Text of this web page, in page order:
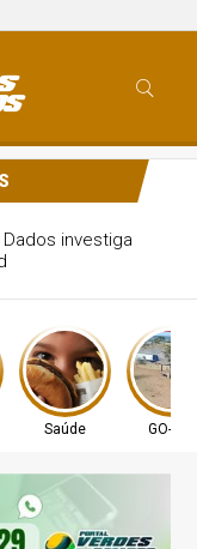
investiga
Saúde GO-010